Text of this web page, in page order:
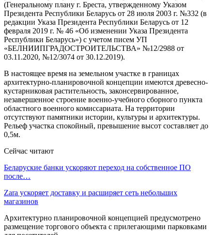
(Генеральному плану г. Бреста, утвержденному Указом
Президента Республики Беларусь от 28 июля 2003 г. №332 (в
редакции Указа Президента Республики Беларусь от 12
февраля 2019 г. № 46 «Об изменении Указа Президента
Республики Беларусь») с учетом писем УП
«БЕЛНИИПГРАДОСТРОИТЕЛЬСТВА» №12/2988 от
03.11.2020, №12/3074 от 30.12.2019).
В настоящее время на земельном участке в границах
архитектурно-планировочной концепции имеются древесно-
кустарниковая растительность, законсервированное,
незавершенное строение военно-учебного сборного пункта
областного военного комиссариата. На территории
отсутствуют памятники истории, культуры и архитектуры.
Рельеф участка спокойный, превышение высот составляет до
0,5м.
Сейчас читают
Беларуские банки ускоряют переход на собственное ПО
после…
Zara ускоряет доставку и расширяет сеть небольших
магазинов
Архитектурно планировочной концепцией предусмотрено
размещение торгового объекта с прилегающими парковками